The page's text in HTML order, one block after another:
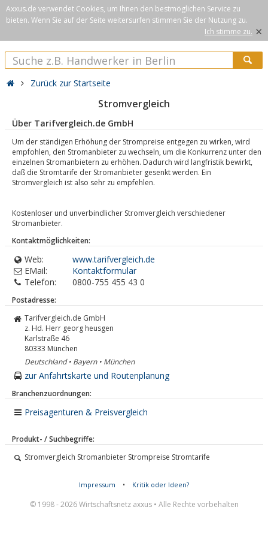
Axxus.de verwendet Cookies, um Ihnen den bestmöglichen Service zu
bieten. Wenn Sie auf der Seite weitersurfen stimmen Sie der Nutzung zu.
Ich stimme zu. ×
Zurück zur Startseite
Stromvergleich
Über Tarifvergleich.de GmbH
Um der ständigen Erhöhung der Strompreise entgegen zu wirken, wird
empfohlen, den Stromanbieter zu wechseln, um die Konkurrenz unter den
einzelnen Stromanbietern zu erhöhen. Dadurch wird langfristik bewirkt,
daß die Stromtarife der Stromanbieter gesenkt werden. Ein
Stromvergleich ist also sehr zu empfehlen.
Kostenloser und unverbindlicher Stromvergleich verschiedener
Stromanbieter.
Kontaktmöglichkeiten:
Web:
www.tarifvergleich.de
EMail:
Kontaktformular
Telefon:
0800-755 455 43 0
Postadresse:
Tarifvergleich.de GmbH
z. Hd. Herr georg heusgen
Karlstraße 46
80333 München
Deutschland • Bayern • München
zur Anfahrtskarte und Routenplanung
Branchenzuordnungen:
Preisagenturen & Preisvergleich
Produkt- / Suchbegriffe:
Stromvergleich Stromanbieter Strompreise Stromtarife
Impressum • Kritik oder Ideen?
© 1998 - 2026 Wirtschaftsnetz axxus • Alle Rechte vorbehalten